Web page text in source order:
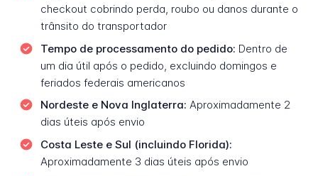
checkout cobrindo perda, roubo ou danos durante o
trânsito do transportador
Tempo de processamento do pedido: Dentro de
um dia útil após o pedido, excluindo domingos e
feriados federais americanos
Nordeste e Nova Inglaterra: Aproximadamente 2
dias úteis após envio
Costa Leste e Sul (incluindo Florida):
Aproximadamente 3 dias úteis após envio